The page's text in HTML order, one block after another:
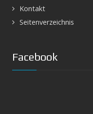
Kontakt
Seitenverzeichnis
Facebook